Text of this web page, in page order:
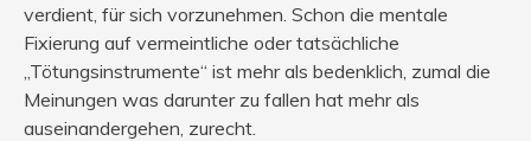
verdient, für sich vorzunehmen. Schon die mentale
Fixierung auf vermeintliche oder tatsächliche
„Tötungsinstrumente“ ist mehr als bedenklich, zumal die
Meinungen was darunter zu fallen hat mehr als
auseinandergehen, zurecht.